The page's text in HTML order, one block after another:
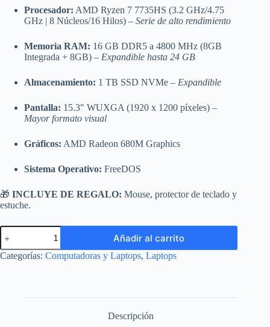
Procesador: AMD Ryzen 7 7735HS (3.2 GHz/4.75
GHz | 8 Núcleos/16 Hilos) – Serie de alto rendimiento
Memoria RAM: 16 GB DDR5 a 4800 MHz (8GB
Integrada + 8GB) – Expandible hasta 24 GB
Almacenamiento: 1 TB SSD NVMe – Expandible
Pantalla: 15.3″ WUXGA (1920 x 1200 píxeles) –
Mayor formato visual
Gráficos: AMD Radeon 680M Graphics
Sistema Operativo: FreeDOS
🎁 INCLUYE DE REGALO: Mouse, protector de teclado y
estuche.
Laptop
Lenovo
IdeaPad
Slim
Añadir al carrito
Categorías: Computadoras y Laptops, Laptops
Descripción